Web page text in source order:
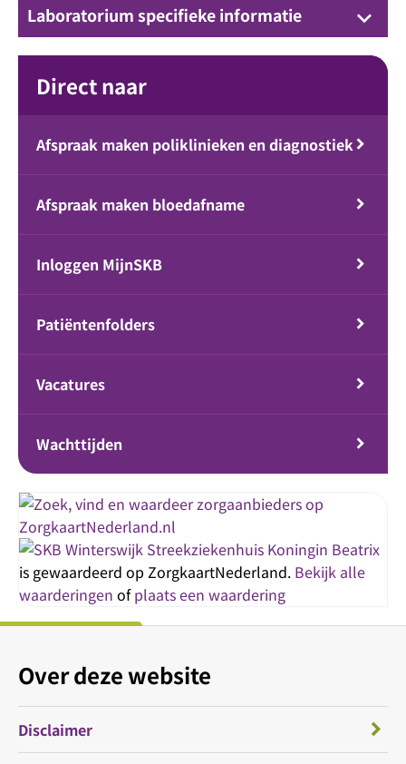
Laboratorium specifieke informatie keyboard_arrow_down
Direct naar
Afspraak maken poliklinieken en diagnostiek
Afspraak maken bloedafname
Inloggen MijnSKB
Patiëntenfolders
Vacatures
Wachttijden
Streekziekenhuis Koningin Beatrix
is gewaardeerd op ZorgkaartNederland. Bekijk alle
waarderingen ofplaats een waardering
Over deze website
Disclaimer